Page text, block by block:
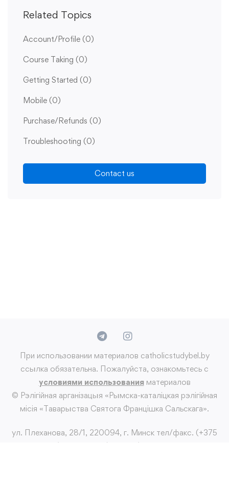
Related Topics
Account/Profile (0)
Course Taking (0)
Getting Started (0)
Mobile (0)
Purchase/Refunds (0)
Troubleshooting (0)
Contact us
При использовании материалов catholicstudybel.by
ссылка обязательна. Пожалуйста, ознакомьтесь с
условиями использования материалов
© Рэлігійная арганізацыя «Рымска-каталіцкая рэлігійная
місія «Таварыства Святога Францішка Сальскага».
ул. Плеханова, 28/1, 220094, г. Минск тел/факс. (+375
17) 265 22 98; (+375 29) 387 19 26